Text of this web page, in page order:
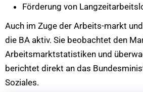
Förderung von
Auch im Zuge der Arbeits-markt
die BA aktiv. Sie beobachtet den
Arbeitsmarktstatistiken und
berichtet direkt an das
Soziales.